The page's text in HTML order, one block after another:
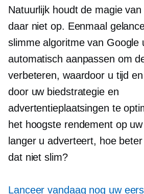
Natuurlijk houdt de magie
daar niet op. Eenmaal
slimme algoritme van Google
automatisch aanpassen om
verbeteren, waardoor u tijd
door uw biedstrategie en
advertentieplaatsingen te
het hoogste rendement op
langer u adverteert, hoe
dat niet slim?
Lanceer vandaag nog uw